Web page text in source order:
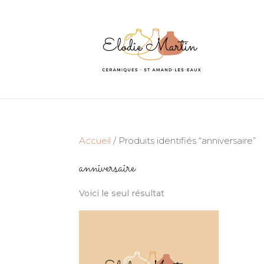
Accueil / Produits identifiés “anniversaire”
anniversaire
Voici le seul résultat